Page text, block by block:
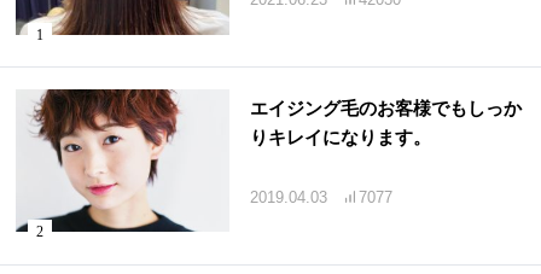
エイジング毛のお客様でもしっか
りキレイになります。
2019.04.03 7077